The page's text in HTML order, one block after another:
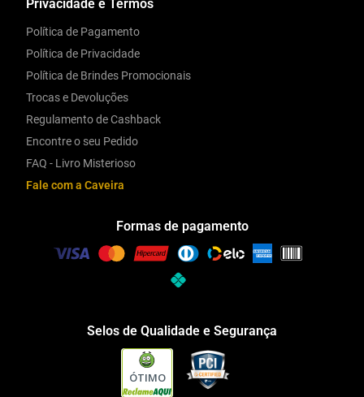
Privacidade e Termos
Política de Pagamento
Política de Privacidade
Política de Brindes Promocionais
Trocas e Devoluções
Regulamento de Cashback
Encontre o seu Pedido
FAQ - Livro Misterioso
Fale com a Caveira
Formas de pagamento
Selos de Qualidade e Segurança
ÓTIMO